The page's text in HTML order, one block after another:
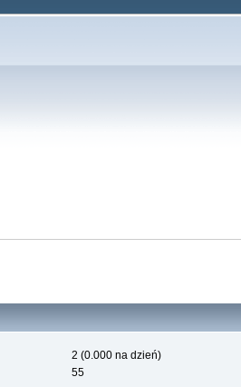
2 (0.000 na dzień)
55